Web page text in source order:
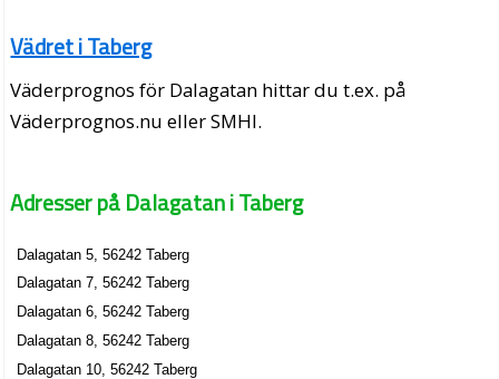
Vädret i Taberg
Väderprognos för Dalagatan hittar du t.ex. på
Väderprognos.nu eller SMHI.
Adresser på Dalagatan i Taberg
Dalagatan 5, 56242 Taberg
Dalagatan 7, 56242 Taberg
Dalagatan 6, 56242 Taberg
Dalagatan 8, 56242 Taberg
Dalagatan 10, 56242 Taberg